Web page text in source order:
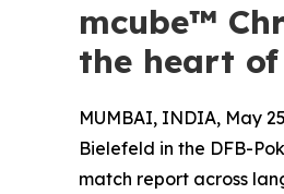
mcube™
the heart
MUMBAI, INDIA, May
Bielefeld in the DFB-
match report across